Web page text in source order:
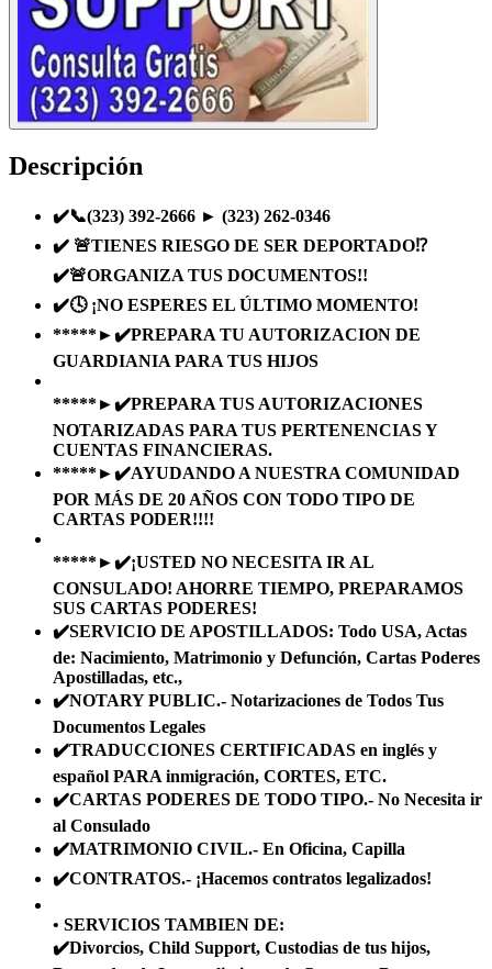
Descripción
✔️📞(323) 392-2666 ► (323) 262-0346
✔️️ 🚨TIENES RIESGO DE SER DEPORTADO⁉️
✔️🚨ORGANIZA TUS DOCUMENTOS!!
✔️🕓 ¡NO ESPERES EL ÚLTIMO MOMENTO!
*****►✔️PREPARA TU AUTORIZACION DE
GUARDIANIA PARA TUS HIJOS
*****►✔️PREPARA TUS AUTORIZACIONES
NOTARIZADAS PARA TUS PERTENENCIAS Y
CUENTAS FINANCIERAS.
*****►✔️AYUDANDO A NUESTRA COMUNIDAD
POR MÁS DE 20 AÑOS CON TODO TIPO DE
CARTAS PODER!!!!
*****►✔️¡USTED NO NECESITA IR AL
CONSULADO! AHORRE TIEMPO, PREPARAMOS
SUS CARTAS PODERES!
✔️SERVICIO DE APOSTILLADOS: Todo USA, Actas
de: Nacimiento, Matrimonio y Defunción, Cartas Poderes
Apostilladas, etc.,
✔️NOTARY PUBLIC.- Notarizaciones de Todos Tus
Documentos Legales
✔️TRADUCCIONES CERTIFICADAS en inglés y
español PARA inmigración, CORTES, ETC.
✔️CARTAS PODERES DE TODO TIPO.- No Necesita ir
al Consulado
✔️MATRIMONIO CIVIL.- En Oficina, Capilla
✔️CONTRATOS.- ¡Hacemos contratos legalizados!
• SERVICIOS TAMBIEN DE:
✔️Divorcios, Child Support, Custodias de tus hijos,